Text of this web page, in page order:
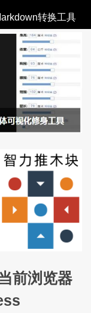
转换工具
全部文章
前浏览器